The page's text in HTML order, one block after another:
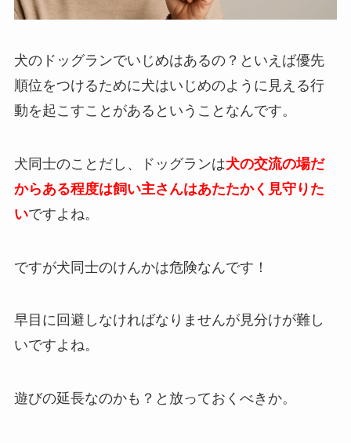
犬のドッグランでいじめはあるの？といえば優先
順位をつけるために犬はいじめのように見える行
動を起こすことがあるということなんです。
犬同士のことだし、ドッグランは犬の交流の場だ
からある程度は飼い主さんはあたたかく見守りた
いですよね。
ですが犬同士のけんかは危険なんです！
早目に回避しなければなりませんが見分けが難し
いですよね。
遊びの延長なのかも？と放っておくべきか。